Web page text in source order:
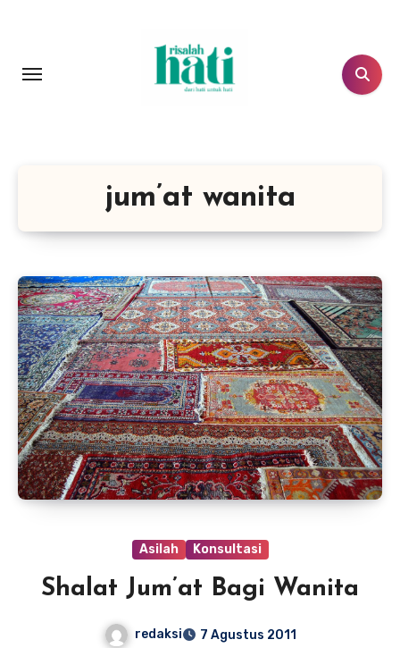
jum’at wanita
Asilah Konsultasi
Shalat Jum’at Bagi Wanita
redaksi 7 Agustus 2011